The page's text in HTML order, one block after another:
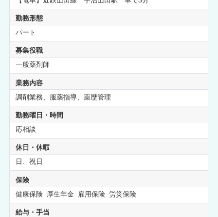
勤務形態
パート
募集役職
一般薬剤師
業務内容
調剤業務、服薬指導、薬歴管理
勤務曜日・時間
応相談
休日・休暇
日、祝日
保険
健康保険 厚生年金 雇用保険 労災保険
給与・手当